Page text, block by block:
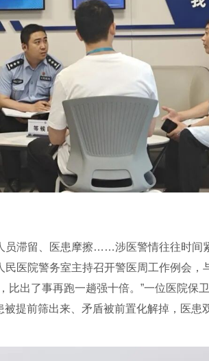
员滞留、医患摩擦……涉医警情往往时间
医院警务室主持召开警医周工作例会，
比出了事再跑一趟强十倍。”一位医院保
被提前筛出来、矛盾被前置化解掉，医患